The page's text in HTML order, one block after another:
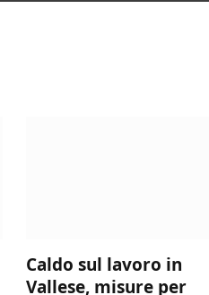
Caldo sul lavoro in
Vallese, misure per